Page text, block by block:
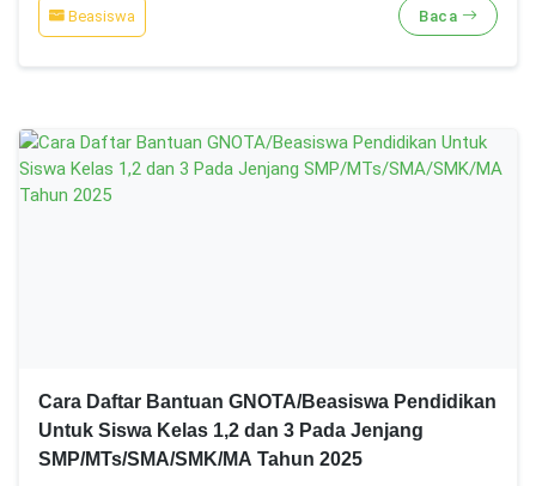
Beasiswa Baca
Cara Daftar Bantuan GNOTA/Beasiswa Pendidikan
Untuk Siswa Kelas 1,2 dan 3 Pada Jenjang
SMP/MTs/SMA/SMK/MA Tahun 2025